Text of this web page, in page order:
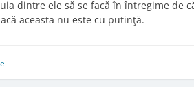
dintre ele să se facă în întregime de
aceasta nu este cu putinţă.